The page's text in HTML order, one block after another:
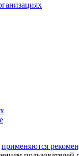
применяются